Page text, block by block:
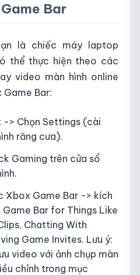
Bar
là chiếc máy laptop
thể thực hiện theo các
video màn hình online
Game Bar:
-> Chọn Settings (cài
răng cưa).
Gaming trên cửa sổ
Xbox Game Bar -> kích
Bar for Things Like
Chatting With
Game Invites. Lưu ý:
video với ảnh chụp màn
chỉnh trong mục